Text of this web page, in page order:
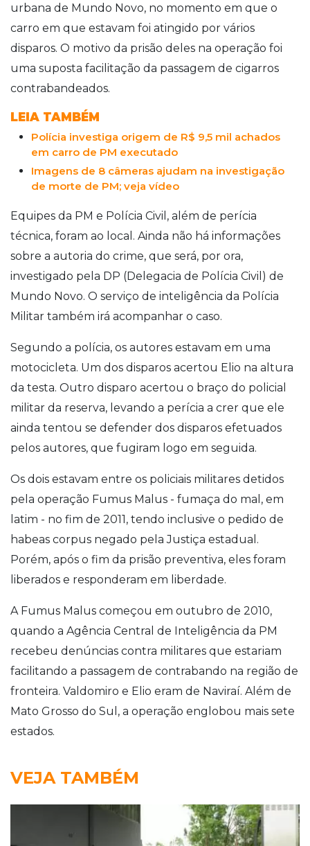
urbana de Mundo Novo, no momento em que o
carro em que estavam foi atingido por vários
disparos. O motivo da prisão deles na operação foi
uma suposta facilitação da passagem de cigarros
contrabandeados.
LEIA TAMBÉM
Polícia investiga origem de R$ 9,5 mil achados
em carro de PM executado
Imagens de 8 câmeras ajudam na investigação
de morte de PM; veja vídeo
Equipes da PM e Polícia Civil, além de perícia
técnica, foram ao local. Ainda não há informações
sobre a autoria do crime, que será, por ora,
investigado pela DP (Delegacia de Polícia Civil) de
Mundo Novo. O serviço de inteligência da Polícia
Militar também irá acompanhar o caso.
Segundo a polícia, os autores estavam em uma
motocicleta. Um dos disparos acertou Elio na altura
da testa. Outro disparo acertou o braço do policial
militar da reserva, levando a perícia a crer que ele
ainda tentou se defender dos disparos efetuados
pelos autores, que fugiram logo em seguida.
Os dois estavam entre os policiais militares detidos
pela operação Fumus Malus - fumaça do mal, em
latim - no fim de 2011, tendo inclusive o pedido de
habeas corpus negado pela Justiça estadual.
Porém, após o fim da prisão preventiva, eles foram
liberados e responderam em liberdade.
A Fumus Malus começou em outubro de 2010,
quando a Agência Central de Inteligência da PM
recebeu denúncias contra militares que estariam
facilitando a passagem de contrabando na região de
fronteira. Valdomiro e Elio eram de Naviraí. Além de
Mato Grosso do Sul, a operação englobou mais sete
estados.
VEJA TAMBÉM